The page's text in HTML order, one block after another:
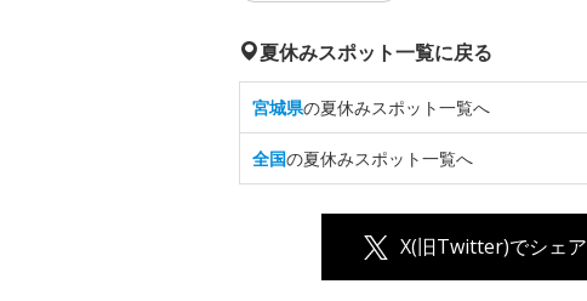
夏休みスポット一覧に戻る
宮城県の夏休みスポット一覧へ
全国の夏休みスポット一覧へ
X(旧Twitter)でシェア